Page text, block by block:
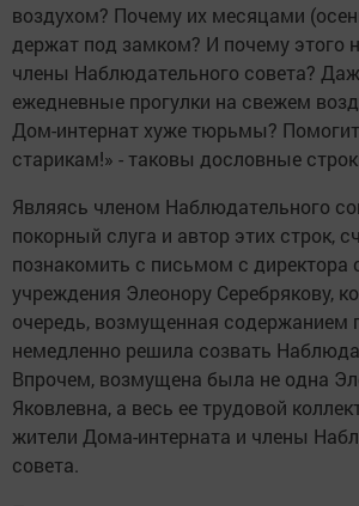
воздухом? Почему их месяцами
держат под замком? И почему этого
члены Наблюдательного совета?
ежедневные прогулки на свежем
Дом-интернат хуже тюрьмы?
старикам!» - таковы дословные
Являясь членом Наблюдательного
покорный слуга и автор этих строк,
познакомить с письмом с директора
учреждения Элеонору Серебрякову,
очередь, возмущенная содержанием
немедленно решила созвать
Впрочем, возмущена была не одна
Яковлевна, а весь ее трудовой
жители Дома-интерната и члены
совета.